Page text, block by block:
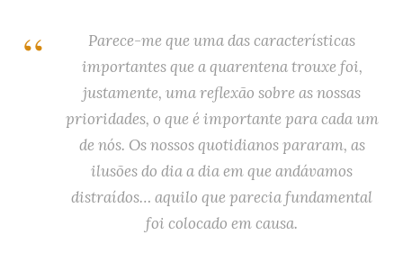
Parece-me que uma das características
importantes que a quarentena trouxe foi,
justamente, uma reflexão sobre as nossas
prioridades, o que é importante para cada um
de nós. Os nossos quotidianos pararam, as
ilusões do dia a dia em que andávamos
distraídos… aquilo que parecia fundamental
foi colocado em causa.